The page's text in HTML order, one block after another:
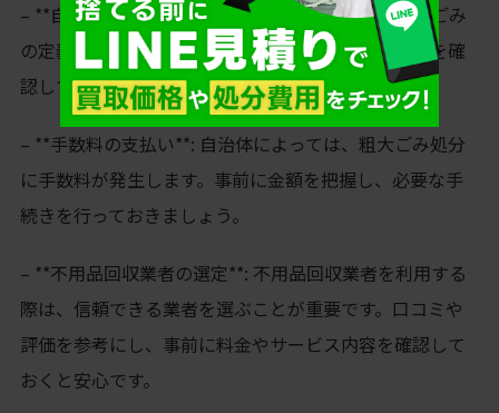
– **自治体のルールを確認する**: 自治体ごとに粗大ごみ
の定義や回収方法が異なるため、必ず事前にルールを確
認しておきましょう。
– **手数料の支払い**: 自治体によっては、粗大ごみ処分
に手数料が発生します。事前に金額を把握し、必要な手
続きを行っておきましょう。
– **不用品回収業者の選定**: 不用品回収業者を利用する
際は、信頼できる業者を選ぶことが重要です。口コミや
評価を参考にし、事前に料金やサービス内容を確認して
おくと安心です。